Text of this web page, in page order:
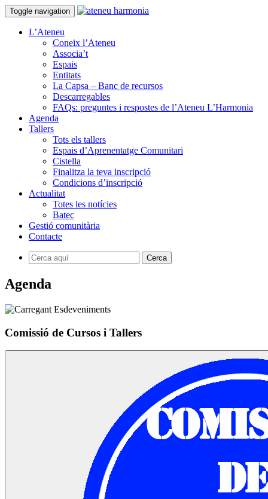
Toggle navigation
L’Ateneu
Coneix l’Ateneu
Associa’t
Espais
Entitats
La Capsa – Banc de recursos
Descarregables
FAQs: preguntes i respostes de l’Ateneu L’Harmonia
Agenda
Tallers
Tots els tallers
Espais d’Aprenentatge Comunitari
Cistella
Finalitza la teva inscripció
Condicions d’inscripció
Actualitat
Totes les notícies
Batec
Gestió comunitària
Contacte
Agenda
Comissió de Cursos i Tallers